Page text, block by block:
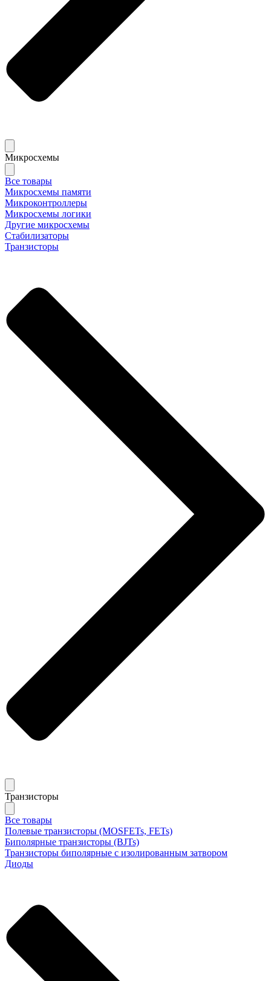
Микросхемы
Все товары
Микросхемы памяти
Микроконтроллеры
Микросхемы логики
Другие микросхемы
Стабилизаторы
Транзисторы
Транзисторы
Все товары
Полевые транзисторы (MOSFETs, FETs)
Биполярные транзисторы (BJTs)
Транзисторы биполярные с изолированным затвором
Диоды